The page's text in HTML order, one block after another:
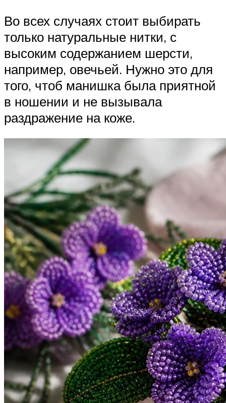
Во всех случаях стоит выбирать
только натуральные нитки, с
высоким содержанием шерсти,
например, овечьей. Нужно это для
того, чтоб манишка была приятной
в ношении и не вызывала
раздражение на коже.